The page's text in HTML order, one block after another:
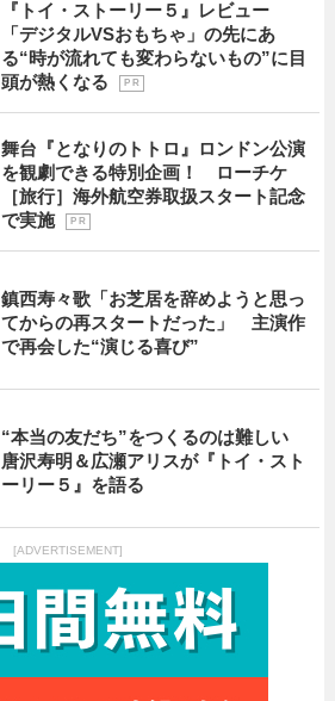
『トイ・ストーリー５』レビュー
「デジタルVSおもちゃ」の先にあ
る“時が流れても変わらないもの”に目
頭が熱くなる
P R
舞台『となりのトトロ』ロンドン公演
を観劇できる特別企画！ ローチケ
［旅行］海外航空券取扱スタート記念
で実施
P R
鎮西寿々歌「お芝居を辞めようと思っ
てからの再スタートだった」 主演作
で再会した“演じる喜び”
“本当の友だち”をつくるのは難しい
唐沢寿明＆広瀬アリスが『トイ・スト
ーリー５』を語る
[ADVERTISEMENT]